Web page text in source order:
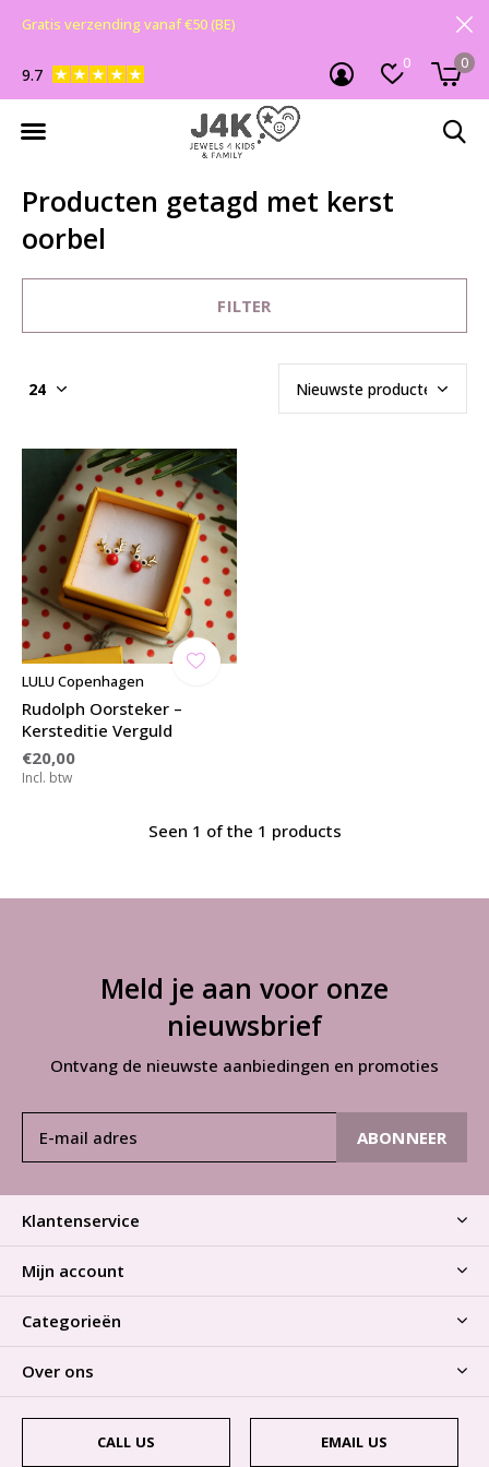
0 0
9.7
Gratis verzending vanaf €50 (BE)
Producten getagd met kerst
oorbel
FILTER
LULU Copenhagen
Rudolph Oorsteker –
Kersteditie Verguld
€20,00
Incl. btw
Seen 1 of the 1 products
Meld je aan voor onze
nieuwsbrief
Ontvang de nieuwste aanbiedingen en promoties
ABONNEER
Klantenservice
Mijn account
Categorieën
Over ons
CALL US EMAIL US